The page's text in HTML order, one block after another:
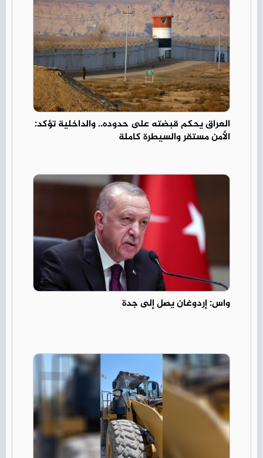
العراق يحكم قبضته على حدوده.. والداخلية تؤكد:
الأمن مستقر والسيطرة كاملة
واس: إردوغان يصل إلى جدة